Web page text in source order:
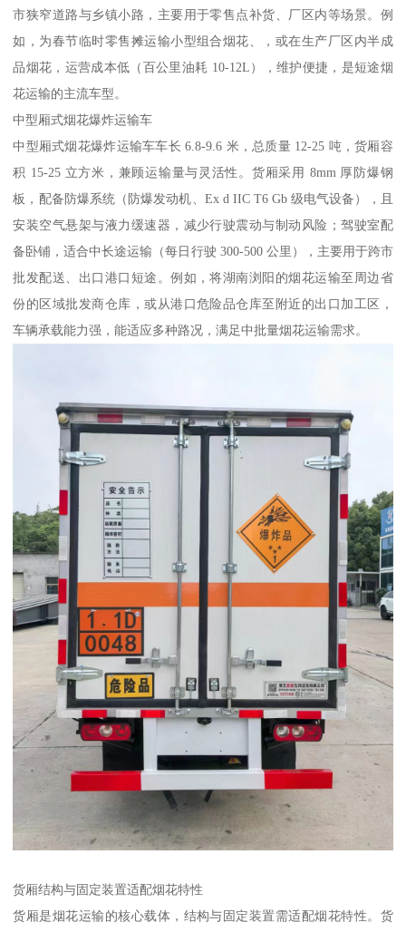
市狭窄道路与乡镇小路，主要用于零售点补货、厂区内等场景。例
如，为春节临时零售摊运输小型组合烟花、，或在生产厂区内半成
品烟花，运营成本低（百公里油耗 10-12L），维护便捷，是短途烟
花运输的主流车型。​
中型厢式烟花爆炸运输车​
中型厢式烟花爆炸运输车车长 6.8-9.6 米，总质量 12-25 吨，货厢容
积 15-25 立方米，兼顾运输量与灵活性。货厢采用 8mm 厚防爆钢
板，配备防爆系统（防爆发动机、Ex d IIC T6 Gb 级电气设备），且
安装空气悬架与液力缓速器，减少行驶震动与制动风险；驾驶室配
备卧铺，适合中长途运输（每日行驶 300-500 公里），主要用于跨市
批发配送、出口港口短途。例如，将湖南浏阳的烟花运输至周边省
份的区域批发商仓库，或从港口危险品仓库至附近的出口加工区，
车辆承载能力强，能适应多种路况，满足中批量烟花运输需求。​
货厢结构与固定装置适配烟花特性​
货厢是烟花运输的核心载体，结构与固定装置需适配烟花特性。货